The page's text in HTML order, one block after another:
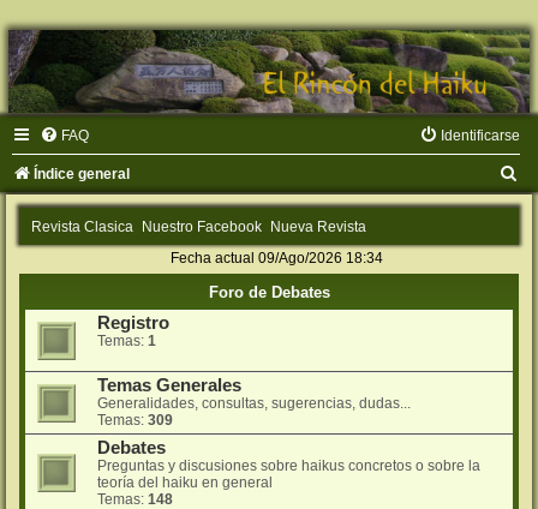
FAQ Identificarse
Índice general
u
Revista Clasica Nuestro Facebook Nueva Revista
Fecha actual 09/Ago/2026 18:34
Foro de Debates
Registro
Temas: 1
Temas Generales
Generalidades, consultas, sugerencias, dudas...
Temas: 309
Debates
Preguntas y discusiones sobre haikus concretos o sobre la
teorí­a del haiku en general
Temas: 148